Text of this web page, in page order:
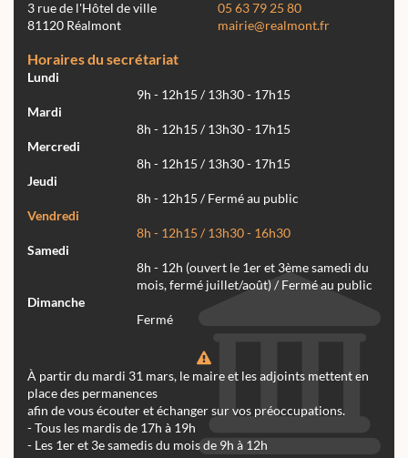
3 rue de l'Hôtel de ville
81120 Réalmont
05 63 79 25 80
mairie@realmont.fr
Horaires du secrétariat
Lundi
9h - 12h15 / 13h30 - 17h15
Mardi
8h - 12h15 / 13h30 - 17h15
Mercredi
8h - 12h15 / 13h30 - 17h15
Jeudi
8h - 12h15 / Fermé au public
Vendredi
8h - 12h15 / 13h30 - 16h30
Samedi
8h - 12h (ouvert le 1er et 3ème samedi du
mois, fermé juillet/août) / Fermé au public
Dimanche
Fermé
À partir du mardi 31 mars, le maire et les adjoints mettent en
place des permanences
afin de vous écouter et échanger sur vos préoccupations.
- Tous les mardis de 17h à 19h
- Les 1er et 3e samedis du mois de 9h à 12h